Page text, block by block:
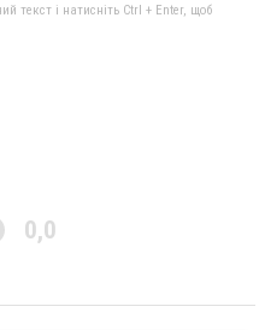
текст і натисніть Ctrl + Enter, щоб
0,0